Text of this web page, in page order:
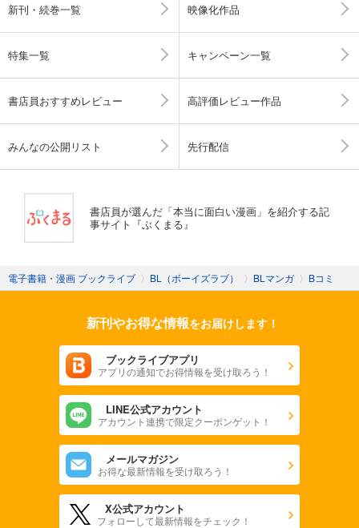
新刊・続巻一覧 映像化作品
特集一覧 キャンペーン一覧
書店員おすすめレビュー 高評価レビュー作品
みんなの公開リスト 先行配信
書店員が選んだ「本当に面白い漫画」を紹介する記
事サイト『ぶくまる』
電子書籍・漫画 ブックライブ 〉 BL（ボーイズラブ） 〉 BLマンガ 〉 Bコミ
新刊やお得な情報をお届けします！
ブックライブアプリ
アプリの通知でお得情報を受け取ろう！
LINE公式アカウント
アカウント連携で限定クーポンゲット！
メールマガジン
お得な最新情報を受け取ろう！
X公式アカウント
フォローして最新情報をチェック！